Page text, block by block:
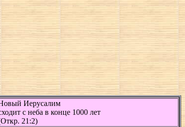
Иерусалим
с неба в конце 1000 лет
21:2)